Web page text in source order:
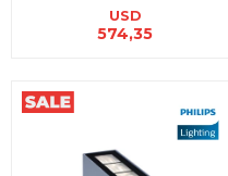
USD
574,35